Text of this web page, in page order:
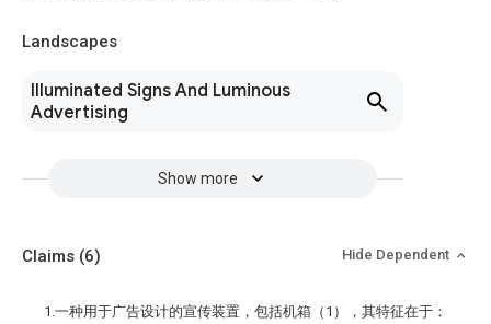
Landscapes
Illuminated Signs And Luminous
Advertising
Show more
Claims (6) Hide Dependent
1.一种用于广告设计的宣传装置，包括机箱（1），其特征在于：